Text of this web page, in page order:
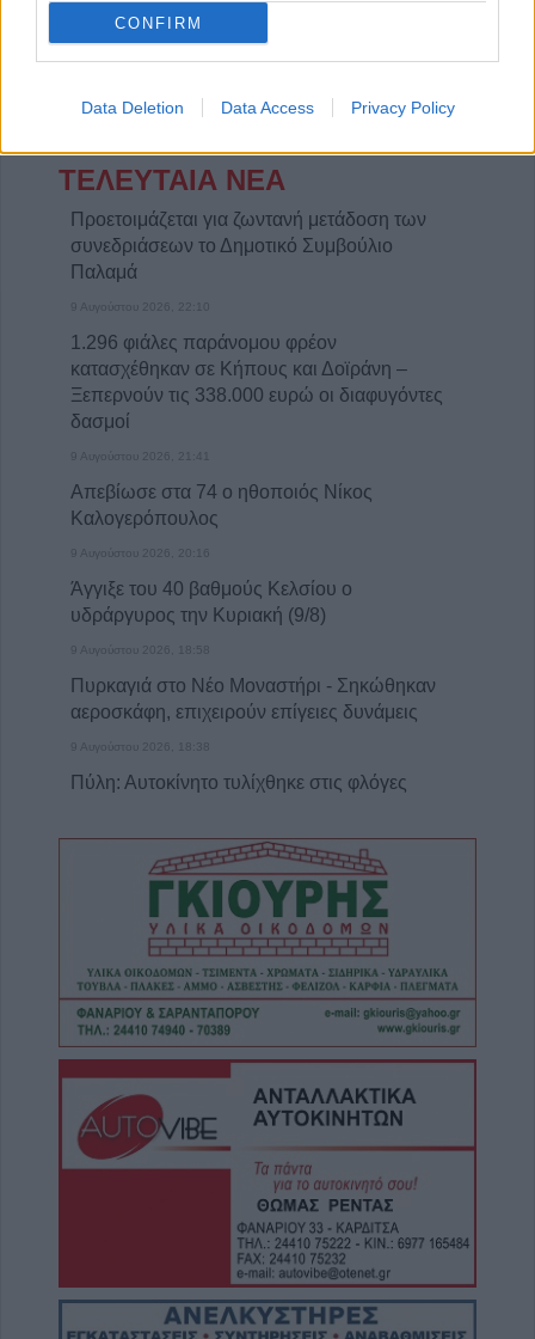
CONFIRM
Data Deletion Data Access Privacy Policy
ΤΕΛΕΥΤΑΙΑ ΝΕΑ
Προετοιμάζεται για ζωντανή μετάδοση των
συνεδριάσεων το Δημοτικό Συμβούλιο
Παλαμά
9 Αυγούστου 2026, 22:10
1.296 φιάλες παράνομου φρέον
κατασχέθηκαν σε Κήπους και Δοϊράνη –
Ξεπερνούν τις 338.000 ευρώ οι διαφυγόντες
δασμοί
9 Αυγούστου 2026, 21:41
Απεβίωσε στα 74 ο ηθοποιός Νίκος
Καλογερόπουλος
9 Αυγούστου 2026, 20:16
Άγγιξε του 40 βαθμούς Κελσίου ο
υδράργυρος την Κυριακή (9/8)
9 Αυγούστου 2026, 18:58
Πυρκαγιά στο Νέο Μοναστήρι - Σηκώθηκαν
αεροσκάφη, επιχειρούν επίγειες δυνάμεις
9 Αυγούστου 2026, 18:38
Πύλη: Αυτοκίνητο τυλίχθηκε στις φλόγες
Θύμα των γκράφιτι το άγαλμα της
αγρότισσας μάνας στην πλατεία Πλαστήρα
9 Αυγούστου 2026, 17:49
Ιερά Μητρόπολη: Πρόγραμμα Μητροπολίτη
κ. Τιμόθεου το διήμερο 10-11 Αυγούστου
9 Αυγούστου 2026, 16:14
Παράταση έως τις 9 Νοεμβρίου για το έργο
επέκτασης του δικτύου ύδρευσης στην Τ.Κ.
Αργυρίου
9 Αυγούστου 2026, 15:38
Συνεδρίαση Επιτροπής Εκτίμησης Κινδύνου
για τους ισχυρούς ανέμους και ριπές έως 9
μποφόρ τη Δευτέρα (10/8)
Με αργούς ρυθμούς οι εξελίξεις